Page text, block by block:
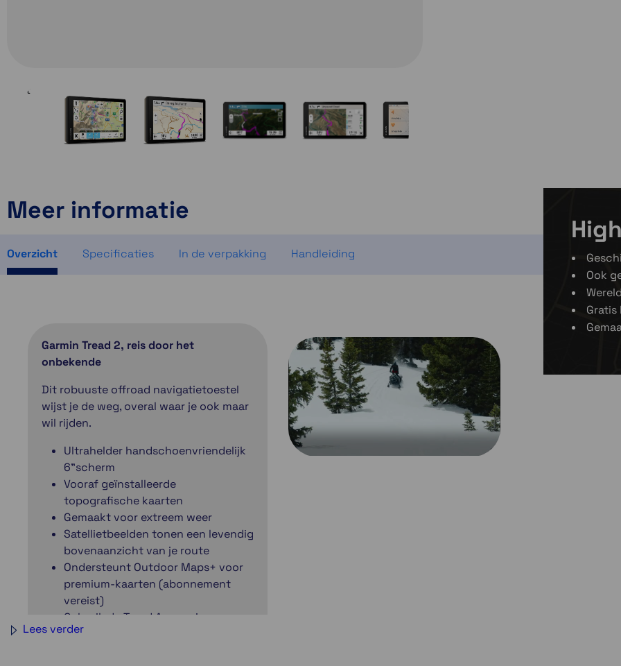
Meer informatie
Overzicht Specificaties In de verpakking Handleiding
Garmin Tread 2, reis door het
onbekende
Dit robuuste offroad navigatietoestel
wijst je de weg, overal waar je ook maar
wil rijden.
Ultrahelder handschoenvriendelijk
6"scherm
Vooraf geïnstalleerde
topografische kaarten
Gemaakt voor extreem weer
Satellietbeelden tonen een levendig
bovenaanzicht van je route
Ondersteunt Outdoor Maps+ voor
premium-kaarten (abonnement
vereist)
Gebruik de Tread App op je
compatibele smartphone voor
Lees verder
Ook